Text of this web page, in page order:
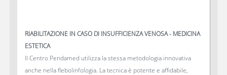
RIABILITAZIONE IN CASO DI INSUFFICIENZA VENOSA - MEDICINA
ESTETICA
Il Centro Pendamed utilizza la stessa metodologia innovativa
anche nella flebolinfologia. La tecnica è potente e affidabile,